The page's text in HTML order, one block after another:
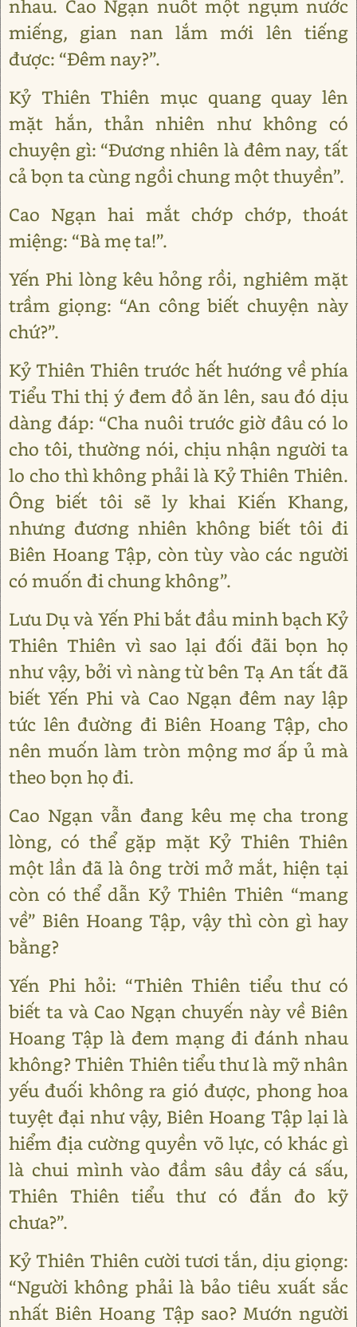
nhau. Cao Ngạn nuốt một ngụm nước
miếng, gian nan lắm mới lên tiếng
được: “Đêm nay?”.
Kỷ Thiên Thiên mục quang quay lên
mặt hắn, thản nhiên như không có
chuyện gì: “Đương nhiên là đêm nay, tất
cả bọn ta cùng ngồi chung một thuyền”.
Cao Ngạn hai mắt chớp chớp, thoát
miệng: “Bà mẹ ta!”.
Yến Phi lòng kêu hỏng rồi, nghiêm mặt
trầm giọng: “An công biết chuyện này
chứ?”.
Kỷ Thiên Thiên trước hết hướng về phía
Tiểu Thi thị ý đem đồ ăn lên, sau đó dịu
dàng đáp: “Cha nuôi trước giờ đâu có lo
cho tôi, thường nói, chịu nhận người ta
lo cho thì không phải là Kỷ Thiên Thiên.
Ông biết tôi sẽ ly khai Kiến Khang,
nhưng đương nhiên không biết tôi đi
Biên Hoang Tập, còn tùy vào các người
có muốn đi chung không”.
Lưu Dụ và Yến Phi bắt đầu minh bạch Kỷ
Thiên Thiên vì sao lại đối đãi bọn họ
như vậy, bởi vì nàng từ bên Tạ An tất đã
biết Yến Phi và Cao Ngạn đêm nay lập
tức lên đường đi Biên Hoang Tập, cho
nên muốn làm tròn mộng mơ ấp ủ mà
theo bọn họ đi.
Cao Ngạn vẫn đang kêu mẹ cha trong
lòng, có thể gặp mặt Kỷ Thiên Thiên
một lần đã là ông trời mở mắt, hiện tại
còn có thể dẫn Kỷ Thiên Thiên “mang
về” Biên Hoang Tập, vậy thì còn gì hay
bằng?
Yến Phi hỏi: “Thiên Thiên tiểu thư có
biết ta và Cao Ngạn chuyến này về Biên
Hoang Tập là đem mạng đi đánh nhau
không? Thiên Thiên tiểu thư là mỹ nhân
yếu đuối không ra gió được, phong hoa
tuyệt đại như vậy, Biên Hoang Tập lại là
hiểm địa cường quyền võ lực, có khác gì
là chui mình vào đầm sâu đầy cá sấu,
Thiên Thiên tiểu thư có đắn đo kỹ
chưa?”.
Kỷ Thiên Thiên cười tươi tắn, dịu giọng:
“Người không phải là bảo tiêu xuất sắc
nhất Biên Hoang Tập sao? Mướn người